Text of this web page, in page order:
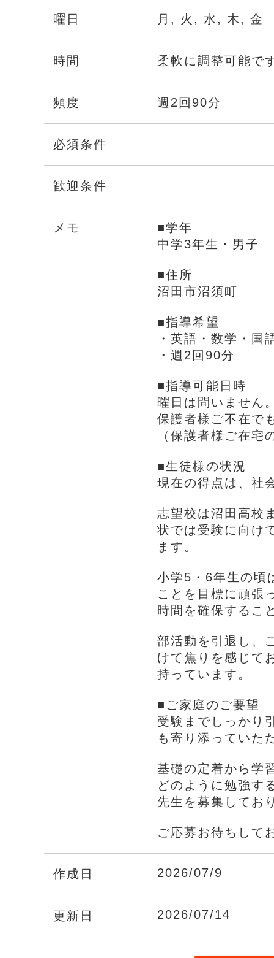
曜日 月, 火, 水, 木, 金
時間 柔軟に調整可能で
頻度 週2回90分
必須条件
歓迎条件
メモ
■学年
中学3年生・男子
■住所
沼田市沼須町
■指導希望
・英語・数学・国
・週2回90分
■指導可能日時
曜日は問いません
保護者様ご不在で
（保護者様ご在
■生徒様の状況
現在の得点は、社
志望校は沼田高校
状では受験に向け
ます。
小学5・6年生の頃
ことを目標に頑張
時間を確保するこ
部活動を引退し、
けて焦りを感じて
持っています。
■ご家庭のご要望
受験までしっかり
も寄り添っていた
基礎の定着から学
どのように勉強す
先生を募集してお
ご応募お待ちして
作成日 2026/07/9
更新日 2026/07/14